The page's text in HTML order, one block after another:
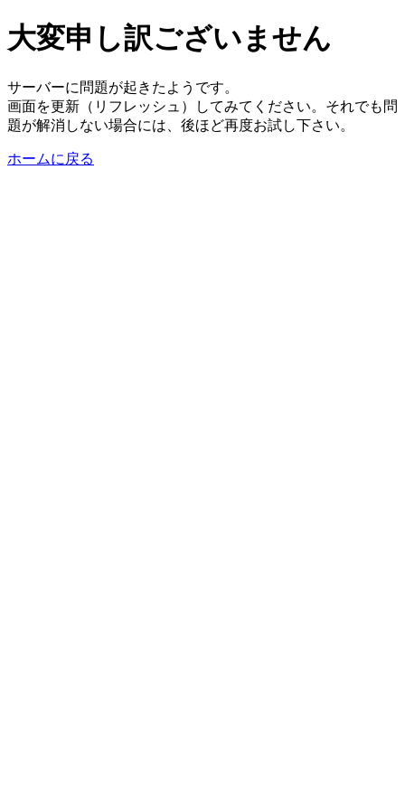
大変申し訳ございません
サーバーに問題が起きたようです。
画面を更新（リフレッシュ）してみてください。それでも問
題が解消しない場合には、後ほど再度お試し下さい。
ホームに戻る